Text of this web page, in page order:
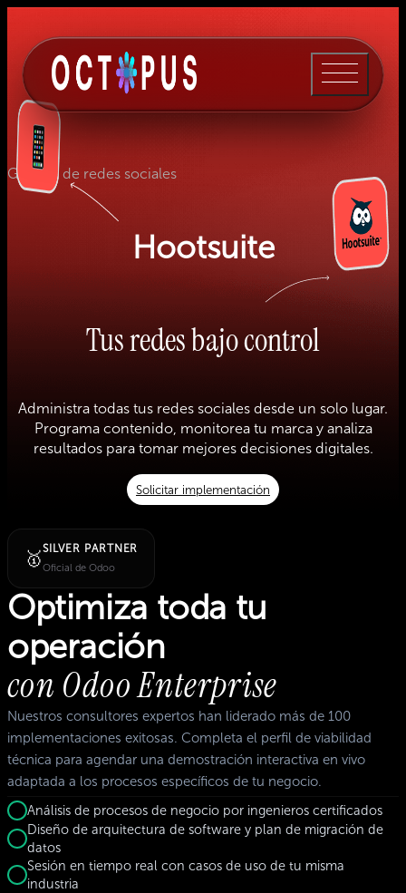
Gestión de redes sociales
Hootsuite
Tus redes bajo control
Administra todas tus redes sociales desde un solo lugar.
Programa contenido, monitorea tu marca y analiza
resultados para tomar mejores decisiones digitales.
Solicitar implementación
🥇SILVER PARTNER
Oficial de Odoo
Optimiza toda tu
operación
con Odoo Enterprise
Nuestros consultores expertos han liderado más de 100
implementaciones exitosas. Completa el perfil de viabilidad
técnica para agendar una demostración interactiva en vivo
adaptada a los procesos específicos de tu negocio.
Análisis de procesos de negocio por ingenieros certificados
Diseño de arquitectura de software y plan de migración de
datos
Sesión en tiempo real con casos de uso de tu misma
industria